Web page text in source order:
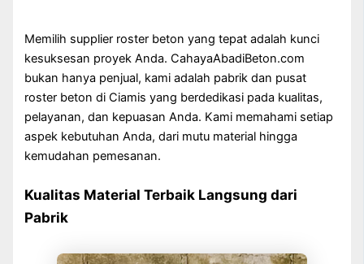
Memilih supplier roster beton yang tepat adalah kunci
kesuksesan proyek Anda. CahayaAbadiBeton.com
bukan hanya penjual, kami adalah pabrik dan pusat
roster beton di Ciamis yang berdedikasi pada kualitas,
pelayanan, dan kepuasan Anda. Kami memahami setiap
aspek kebutuhan Anda, dari mutu material hingga
kemudahan pemesanan.
Kualitas Material Terbaik Langsung dari
Pabrik